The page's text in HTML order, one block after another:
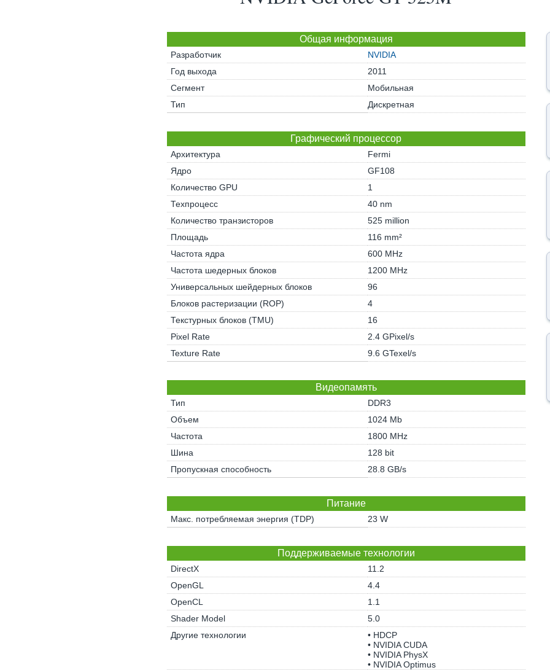
Общая информация
Разработчик
NVIDIA
Год выхода
2011
Сегмент
Мобильная
Тип
Дискретная
Графический процессор
Архитектура
Fermi
Ядро
GF108
Количество GPU
1
Техпроцесс
40 nm
Количество транзисторов
525 million
Площадь
116 mm²
Частота ядра
600 MHz
Частота шедерных блоков
1200 MHz
Универсальных шейдерных блоков
96
Блоков растеризации (ROP)
4
Текстурных блоков (TMU)
16
Pixel Rate
2.4 GPixel/s
Texture Rate
9.6 GTexel/s
Видеопамять
Тип
DDR3
Объем
1024 Mb
Частота
1800 MHz
Шина
128 bit
Пропускная способность
28.8 GB/s
Питание
Макс. потребляемая энергия (TDP) 23 W
Поддерживаемые технологии
DirectX
11.2
OpenGL
4.4
OpenCL
1.1
Shader Model
5.0
Другие технологии
• HDCP
• NVIDIA CUDA
• NVIDIA PhysX
• NVIDIA Optimus